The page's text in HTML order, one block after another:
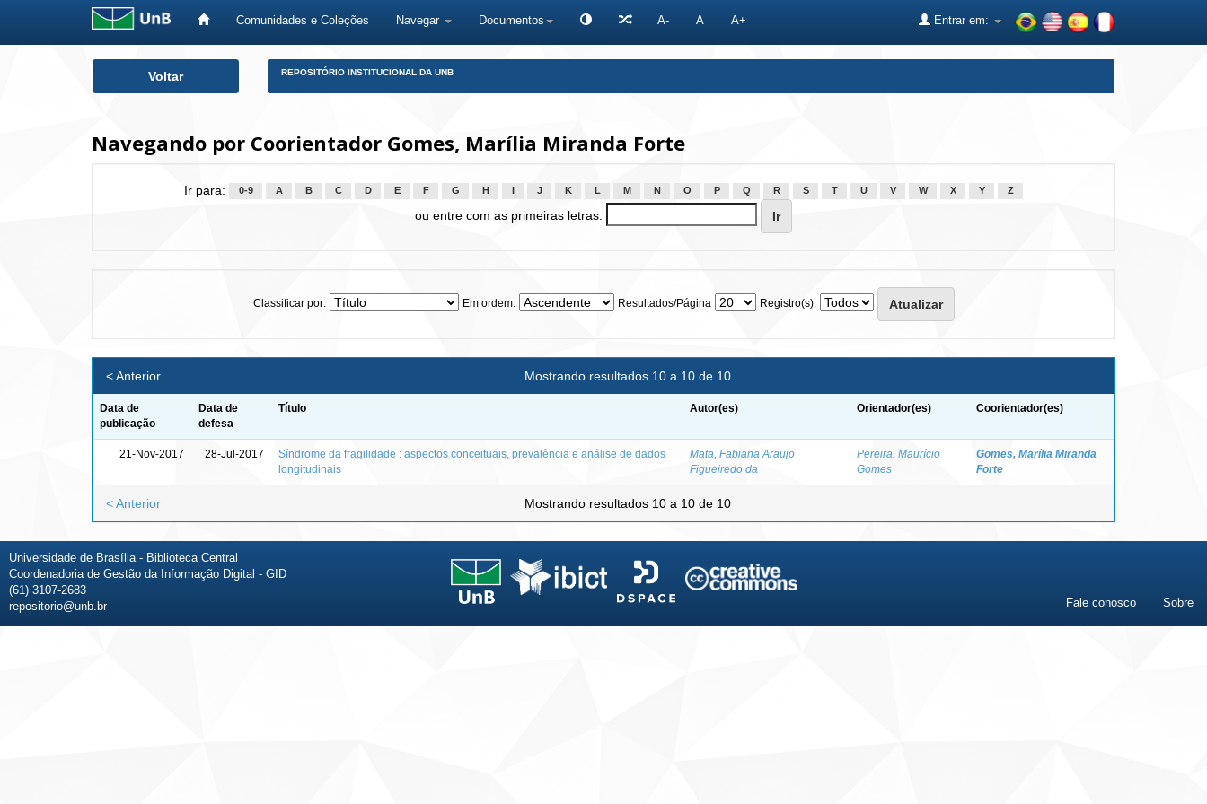
Comunidades e Coleções Navegar Documentos A- A A+ Entrar em:
Voltar REPOSITÓRIO INSTITUCIONAL DA UNB
Navegando por Coorientador Gomes, Marília Miranda Forte
Ir para: 0-9 A B C D E F G H J K L M N O P Q R S T U V W X Y Z
ou entre com as primeiras letras:
Classificar por: Em ordem: Resultados/Página Registro(s):
Mostrando resultados 10 a 10 de 10
< Anterior
Data de
publicação
Data de
defesa
Título Autor(es) Orientador(es) Coorientador(es)
21-Nov-2017 28-Jul-2017
Síndrome da fragilidade : aspectos conceituais, prevalência e análise de dados
longitudinais
Mata, Fabiana Araujo
Figueiredo da
Pereira, Maurício
Gomes
Gomes, Marília Miranda
Forte
Mostrando resultados 10 a 10 de 10
< Anterior
Universidade de Brasília - Biblioteca Central
Coordenadoria de Gestão da Informação Digital - GID
(61) 3107-2683
repositorio@unb.br
Fale conosco Sobre